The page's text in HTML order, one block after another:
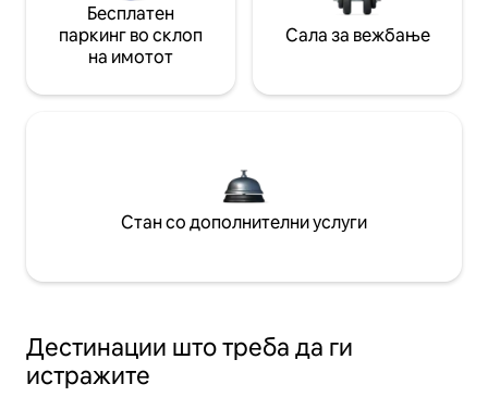
Бесплатен
паркинг во склоп
на имотот
Сала за вежбање
Стан со дополнителни услуги
Дестинации што треба да ги
истражите